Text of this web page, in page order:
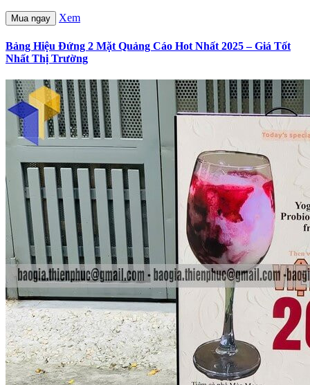
Mua ngay Xem
Bảng Hiệu Đứng 2 Mặt Quảng Cáo Hot Nhất 2025 – Giá Tốt
Nhất Thị Trường